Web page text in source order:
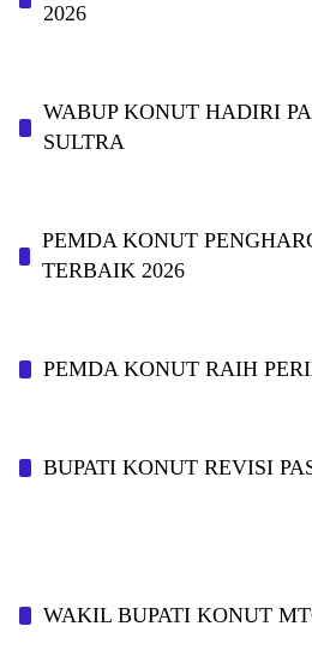
2026
WABUP KONUT HADIRI
SULTRA
PEMDA KONUT
TERBAIK 2026
PEMDA KONUT RAIH
BUPATI KONUT REVISI
WAKIL BUPATI KONUT